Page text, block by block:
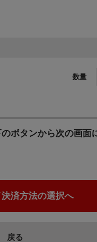
数量
ボタンから次の画面
済方法の選択へ
戻る